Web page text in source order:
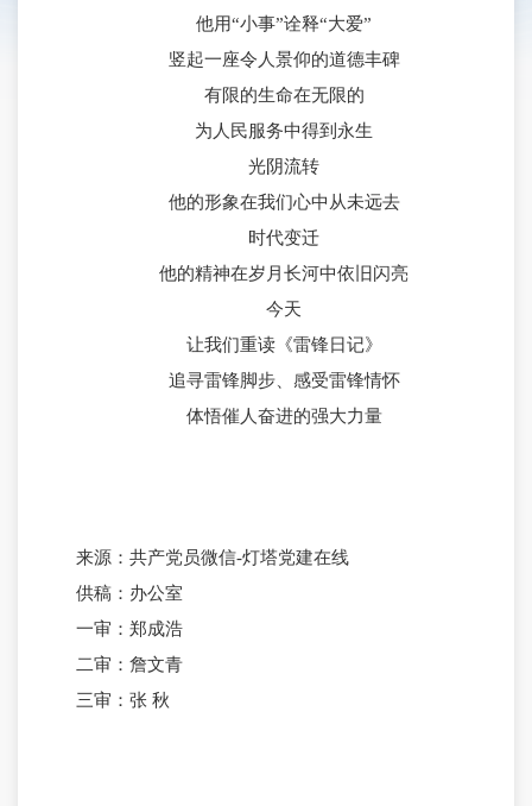
他用“小事”诠释“大爱”
竖起一座令人景仰的道德丰碑
有限的生命在无限的
为人民服务中得到永生
光阴流转
他的形象在我们心中从未远去
时代变迁
他的精神在岁月长河中依旧闪亮
今天
让我们重读《雷锋日记》
追寻雷锋脚步、感受雷锋情怀
体悟催人奋进的强大力量
来源：共产党员微信-灯塔党建在线
供稿：办公室
一审：郑成浩
二审：詹文青
三审：张 秋